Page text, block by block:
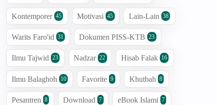
Kontemporer 45 Motivasi 45 Lain-Lain 38
Warits Faro'id 31 Dokumen PISS-KTB 23
Ilmu Tajwid 23 Nadzar 22 Hisab Falak 16
Ilmu Balaghoh 10 Favorite 9 Khutbah 8
Pesantren 8 Download 7 eBook Islami 7